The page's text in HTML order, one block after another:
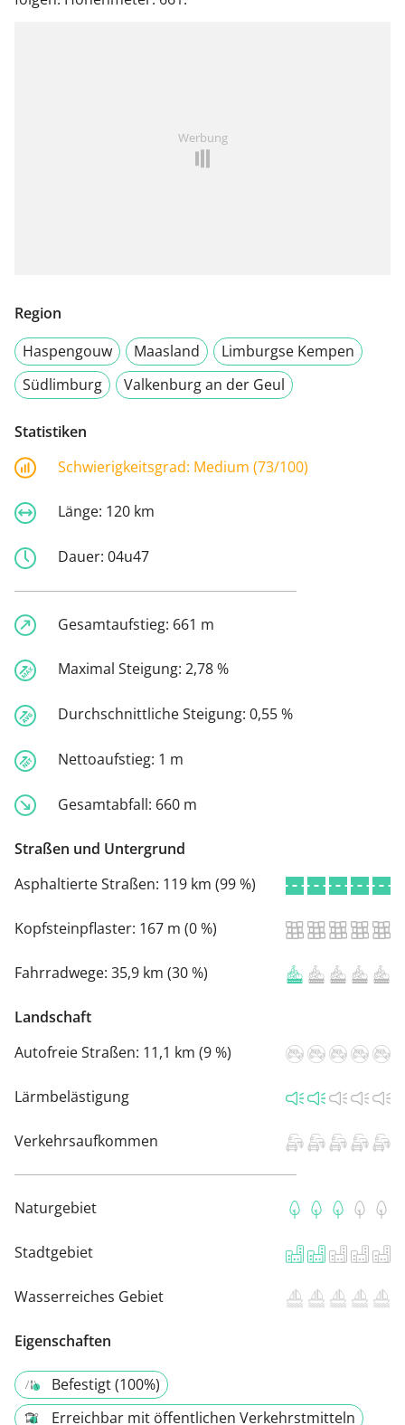
Werbung
Region
Haspengouw
Maasland
Limburgse Kempen
Südlimburg
Valkenburg an der Geul
Statistiken
Schwierigkeitsgrad: Medium (73/100)
Länge: 120 km
Dauer: 04u47
Gesamtaufstieg: 661 m
Maximal Steigung: 2,78 %
Durchschnittliche Steigung: 0,55 %
Nettoaufstieg: 1 m
Gesamtabfall: 660 m
Straßen und Untergrund
Asphaltierte Straßen: 119 km (99 %)
Kopfsteinpflaster: 167 m (0 %)
Fahrradwege: 35,9 km (30 %)
Landschaft
Autofreie Straßen: 11,1 km (9 %)
Lärmbelästigung
Verkehrsaufkommen
Naturgebiet
Stadtgebiet
Wasserreiches Gebiet
Eigenschaften
Befestigt (100%)
Erreichbar mit öffentlichen Verkehrstmitteln